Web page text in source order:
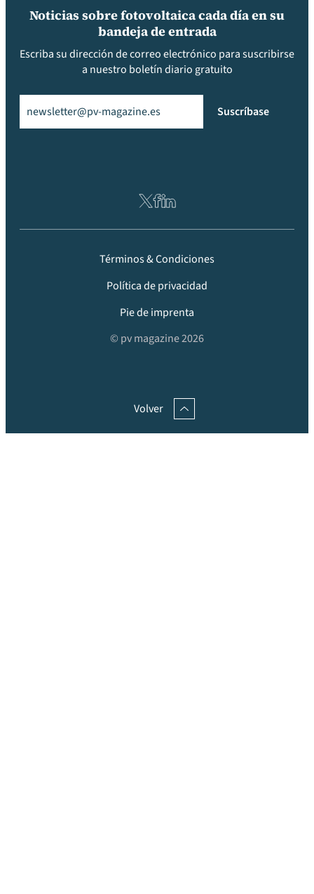
Noticias sobre fotovoltaica cada día en su
bandeja de entrada
Escriba su dirección de correo electrónico para suscribirse
a nuestro boletín diario gratuito
Suscríbase
Términos & Condiciones
Política de privacidad
Pie de imprenta
© pv magazine 2026
Volver